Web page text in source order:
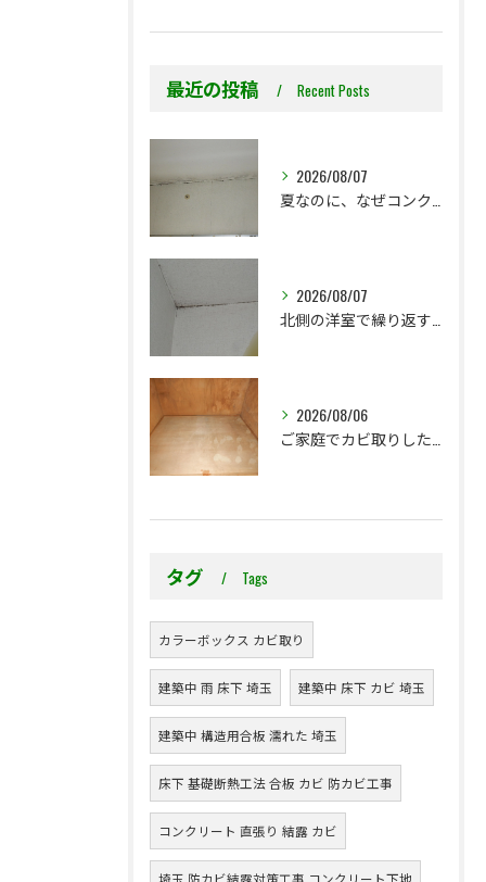
最近の投稿 Recent Posts
2026/08/07
2026/08/07
2026/08/06
タグ Tags
カラーボックス カビ取り
建築中 雨 床下 埼玉 建築中 床下 カビ 埼玉
建築中 構造用合板 濡れた 埼玉
床下 基礎断熱工法 合板 カビ 防カビ工事
コンクリート 直張り 結露 カビ
埼玉 防カビ結露対策工事 コンクリート下地